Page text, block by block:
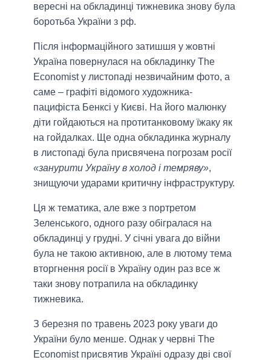
вересні на обкладинці тижневика знову була
боротьба України з рф.
Після інформаційного затишшя у жовтні
Україна повернулася на обкладинку The
Economist у листопаді незвичайним фото, а
саме – графіті відомого художника-
пацифіста Бенксі у Києві. На його малюнку
діти гойдаються на протитанковому їжаку як
на гойдалках. Ще одна обкладинка журналу
в листопаді була присвячена погрозам росії
«занурити Україну в холод і темряву»,
знищуючи ударами критичну інфраструктуру.
Ця ж тематика, але вже з портретом
Зеленського, одного разу обігралася на
обкладинці у грудні. У січні увага до війни
була не такою активною, але в лютому тема
вторгнення росії в Україну один раз все ж
таки знову потрапила на обкладинку
тижневика.
З березня по травень 2023 року уваги до
України було менше. Однак у червні The
Economist присвятив Україні одразу дві свої